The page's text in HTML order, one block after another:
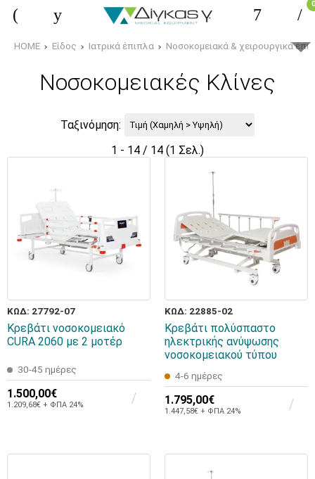
0
HOME Είδος Ιατρικά έπιπλα Νοσοκομειακά & χειρουργικά
Νοσοκομειακές Κλίνες
Ταξινόμηση:
1 - 14 / 14 (1 Σελ.)
ΚΩΔ: 27792-07
Κρεβάτι νοσοκομειακό
CURA 2060 με 2 μοτέρ
30-45 ημέρες
1.500,00€
1.209,68€ + ΦΠΑ 24%
ΚΩΔ: 22885-02
Κρεβάτι πολύσπαστο
ηλεκτρικής ανύψωσης
νοσοκομειακού τύπου
4-6 ημέρες
1.795,00€
1.447,58€ + ΦΠΑ 24%